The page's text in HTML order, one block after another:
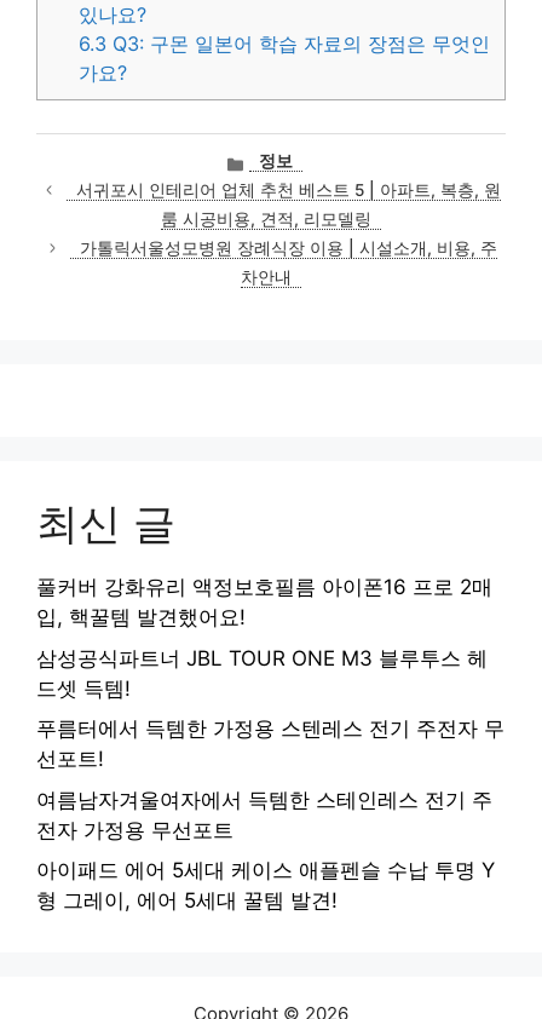
있나요?
6.3 Q3: 구몬 일본어 학습 자료의 장점은 무엇인
가요?
카
테
고
리
정보
서귀포시 인테리어 업체 추천 베스트 5 | 아파트, 복층, 원
룸 시공비용, 견적, 리모델링
가톨릭서울성모병원 장례식장 이용 | 시설소개, 비용, 주
차안내
최신 글
풀커버 강화유리 액정보호필름 아이폰16 프로 2매
입, 핵꿀템 발견했어요!
삼성공식파트너 JBL TOUR ONE M3 블루투스 헤
드셋 득템!
푸름터에서 득템한 가정용 스텐레스 전기 주전자 무
선포트!
여름남자겨울여자에서 득템한 스테인레스 전기 주
전자 가정용 무선포트
아이패드 에어 5세대 케이스 애플펜슬 수납 투명 Y
형 그레이, 에어 5세대 꿀템 발견!
Copyright © 2026